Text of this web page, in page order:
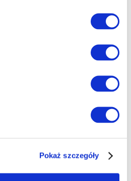
Pokaż szczegóły
do centrum logistycznego”?
transportu. Właśnie tam
– jak je